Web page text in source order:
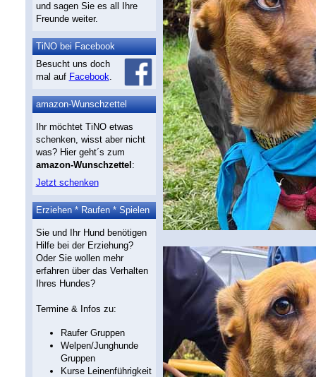
und sagen Sie es all Ihre
Freunde weiter.
TiNO bei Facebook
Besucht uns doch
mal auf Facebook.
amazon-Wunschzettel
Ihr möchtet TiNO etwas
schenken, wisst aber nicht
was? Hier geht´s zum
amazon-Wunschzettel :
Jetzt schenken
Erziehen * Raufen * Spielen
Sie und Ihr Hund benötigen
Hilfe bei der Erziehung?
Oder Sie wollen mehr
erfahren über das Verhalten
Ihres Hundes?
Termine & Infos zu:
Raufer Gruppen
Welpen/Junghunde
Gruppen
Kurse Leinenführigkeit